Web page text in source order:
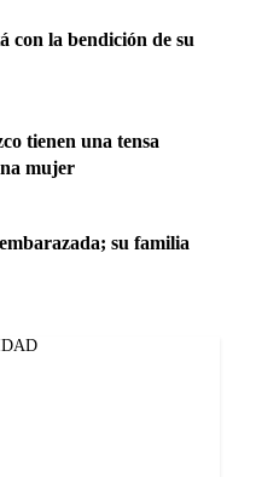
con la bendición de su
tienen una tensa
mujer
su familia